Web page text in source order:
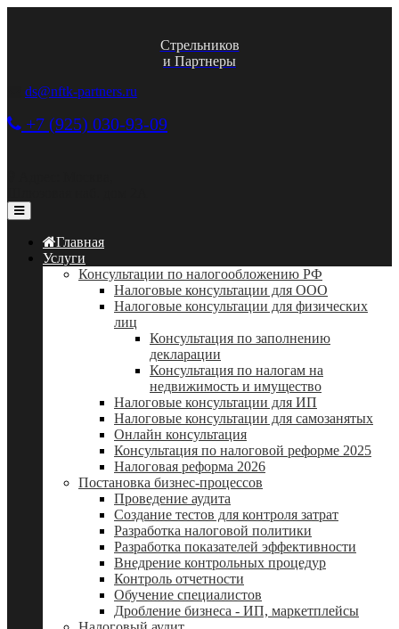
Стрельников
и Партнеры
ds@nftk-partners.ru
+7 (925) 030-93-09
Главная
Услуги
Консультации по налогообложению РФ
Налоговые консультации для ООО
Налоговые консультации для физических
лиц
Консультация по заполнению
декларации
Консультация по налогам на
недвижимость и имущество
Налоговые консультации для ИП
Налоговые консультации для самозанятых
Онлайн консультация
Консультация по налоговой реформе 2025
Налоговая реформа 2026
Постановка бизнес-процессов
Проведение аудита
Создание тестов для контроля затрат
Разработка налоговой политики
Разработка показателей эффективности
Внедрение контрольных процедур
Контроль отчетности
Обучение специалистов
Дробление бизнеса - ИП, маркетплейсы